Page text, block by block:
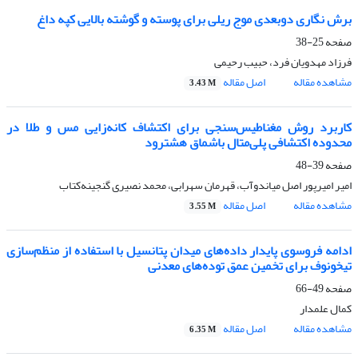
برش نگاری دوبعدی موج ریلی برای پوسته و گوشته بالایی کپه داغ
صفحه25-38
فرزاد مهدویان فرد، حبیب رحیمی
مشاهده مقاله
اصل مقاله 3.43 M
کاربرد روش‌ مغناطیس‌سنجی برای اکتشاف کانه‌زایی مس و طلا در
محدوده اکتشافی پلی‌متال باشماق هشترود
صفحه39-48
امیر امیرپور اصل میاندوآب، قهرمان سهرابی، محمد نصیری گنجینه‌کتاب
مشاهده مقاله
اصل مقاله 3.55 M
ادامه فروسوی پایدار داده‌های میدان پتانسیل با استفاده از منظم‌سازی
تیخونوف برای تخمین عمق توده‌های معدنی
صفحه49-66
کمال علمدار
مشاهده مقاله
اصل مقاله 6.35 M